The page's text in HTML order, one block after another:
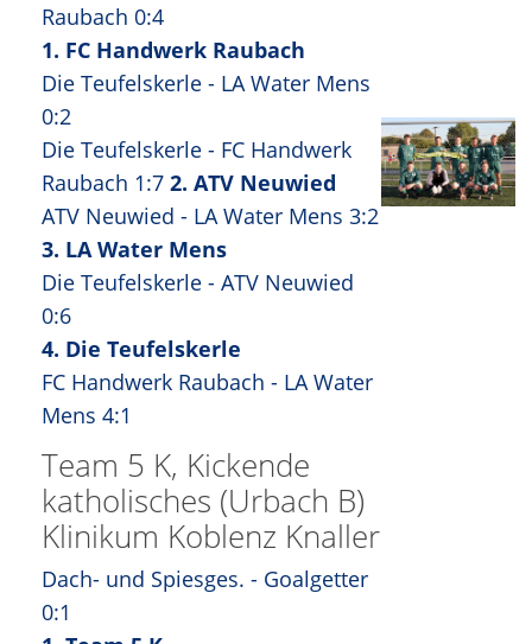
Raubach 0:4
1. FC Handwerk Raubach
Die Teufelskerle - LA Water Mens
0:2
Die Teufelskerle - FC Handwerk
Raubach 1:7 2. ATV Neuwied
ATV Neuwied - LA Water Mens 3:2
3. LA Water Mens
Die Teufelskerle - ATV Neuwied
0:6
4. Die Teufelskerle
FC Handwerk Raubach - LA Water
Mens 4:1
Team 5 K, Kickende
katholisches (Urbach B)
Klinikum Koblenz Knaller
Dach- und Spiesges. - Goalgetter
0:1